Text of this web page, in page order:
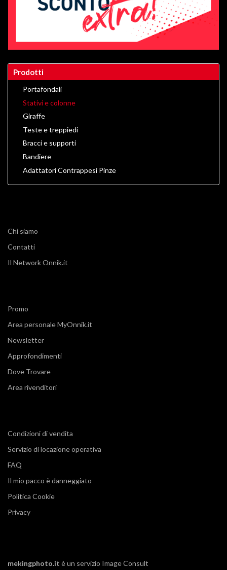
Prodotti
Portafondali
Stativi e colonne
Giraffe
Teste e treppiedi
Bracci e supporti
Bandiere
Adattatori Contrappesi Pinze
Chi siamo
Contatti
Il Network Onnik.it
Promo
Area personale MyOnnik.it
Newsletter
Approfondimenti
Dove Trovare
Area rivenditori
Condizioni di vendita
Servizio di locazione operativa
FAQ
Il mio pacco è danneggiato
Politica Cookie
Privacy
mekingphoto.it è un servizio Image Consult